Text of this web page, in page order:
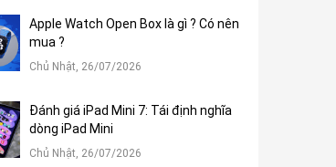
Apple Watch Open Box là gì ? Có nên
mua ?
Chủ Nhật, 26/07/2026
Đánh giá iPad Mini 7: Tái định nghĩa
dòng iPad Mini
Chủ Nhật, 26/07/2026